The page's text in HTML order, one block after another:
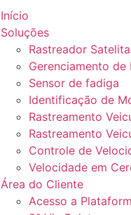
Início
Soluções
Rastreador
Gerenciamento de
Sensor de fadiga
Identificação de
Rastreamento
Rastreamento
Controle de
Velocidade em
Área do Cliente
Acesso a